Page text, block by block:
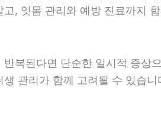
, 잇몸 관리와 예방 진료까지
복된다면 단순한 일시적 증
관리가 함께 고려될 수 있습